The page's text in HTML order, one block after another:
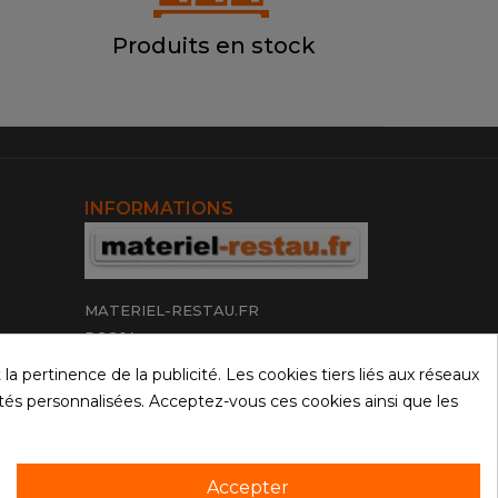
Produits en stock
INFORMATIONS
MATERIEL-RESTAU.FR
PGC 14
16 rue de la Villa Romaine
14460 Colombelles
pertinence de la publicité. Les cookies tiers liés aux réseaux
personnalisées. Acceptez-vous ces cookies ainsi que les
Accepter